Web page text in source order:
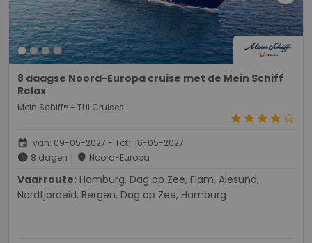
8 daagse Noord-Europa cruise met de Mein Schiff
Relax
Mein Schiff® - TUI Cruises
starstarstarstarstar_border
event van: 09-05-2027 - Tot: 16-05-2027
schedule 8 dagen place Noord-Europa
Vaarroute:
Nordfjordeid, Bergen, Dag op Zee, Hamburg